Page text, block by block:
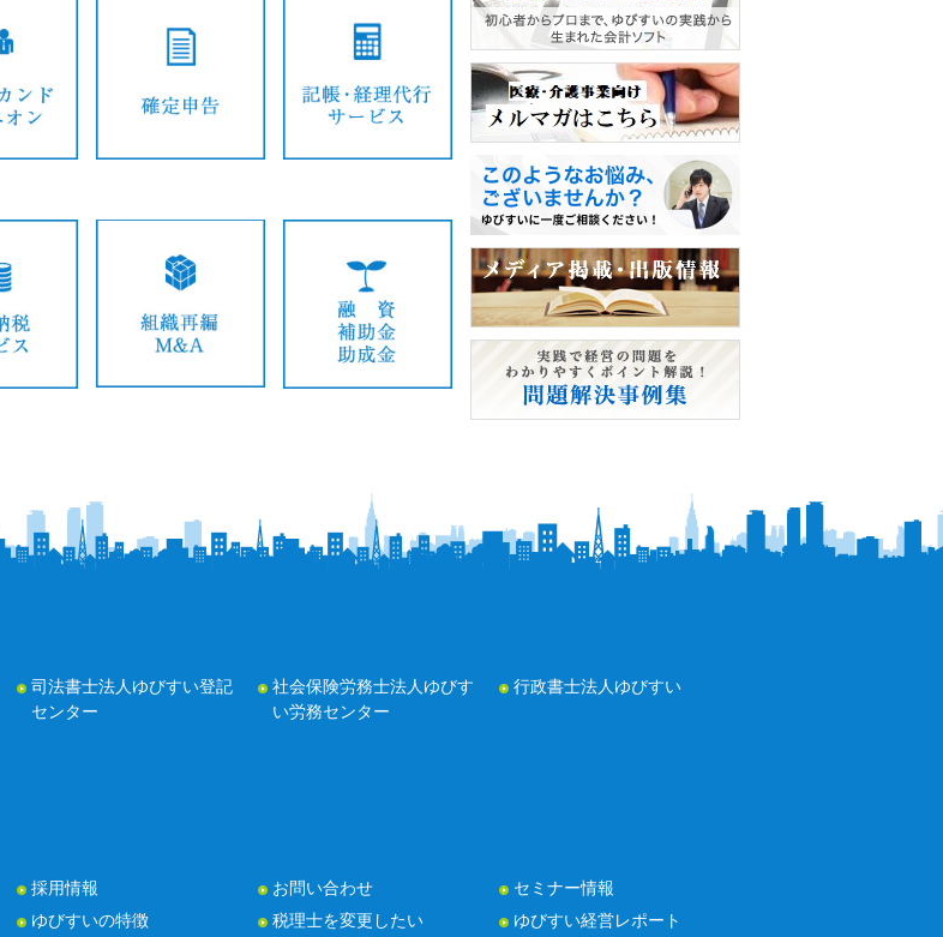
司法書士法人ゆびすい登記
センター
社会保険労務士法人ゆびす
い労務センター
行政書士法人ゆびすい
採用情報 お問い合わせ
セミナー情報
ゆびすいの特徴 税理士を変更したい ゆびすい経営レポート